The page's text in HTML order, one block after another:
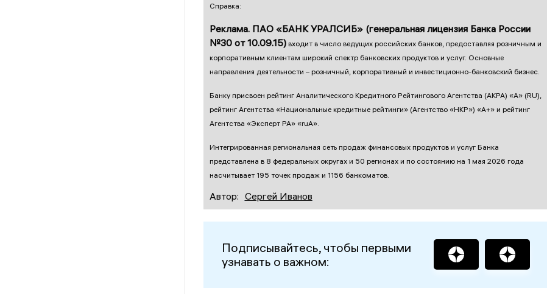
Справка:
Реклама. ПАО «БАНК УРАЛСИБ» (генеральная лицензия Банка России
№30 от 10.09.15)входит в число ведущих российских банков, предоставляя розничным и
корпоративным клиентам широкий спектр банковских продуктов и услуг. Основные
направления деятельности – розничный, корпоративный и инвестиционно-банковский бизнес.
Банку присвоен рейтинг Аналитического Кредитного Рейтингового Агентства (АКРА) «А» (RU),
рейтинг Агентства «Национальные кредитные рейтинги» (Агентство «НКР») «А+» и рейтинг
Агентства «Эксперт РА» «ruА».
Интегрированная региональная сеть продаж финансовых продуктов и услуг Банка
представлена в 8 федеральных округах и 50 регионах и по состоянию на 1 мая 2026 года
насчитывает 195 точек продаж и 1156 банкоматов.
Автор: Сергей Иванов
Подписывайтесь, чтобы первыми
узнавать о важном: